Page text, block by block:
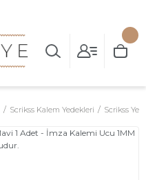
Scrikss Kalem Yedekleri Scrikss